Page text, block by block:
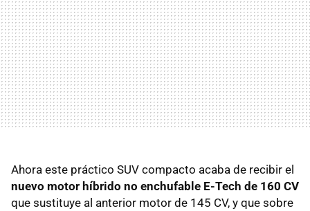
Ahora este práctico SUV compacto acaba de recibir el
nuevo motor híbrido no enchufable E-Tech de 160 CV
que sustituye al anterior motor de 145 CV, y que sobre